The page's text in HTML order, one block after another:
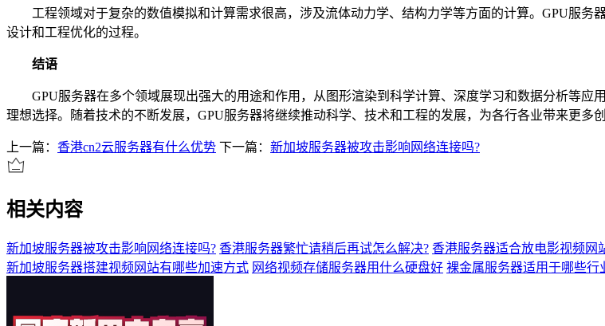
工程领域对于复杂的数值模拟和计算需求很高，涉及流体动力学、结构力学等方面的计算。GPU服务
设计和工程优化的过程。
结语
GPU服务器在多个领域展现出强大的用途和作用，从图形渲染到科学计算、深度学习和数据分析等应
理想选择。随着技术的不断发展，GPU服务器将继续推动科学、技术和工程的发展，为各行各业带来更多创
上一篇： 香港cn2云服务器有什么优势 下一篇： 新加坡服务器被攻击影响网络连接吗?
相关内容
新加坡服务器被攻击影响网络连接吗? 香港服务器繁忙请稍后再试怎么解决? 香港服务器适合放电影视频网
新加坡服务器搭建视频网站有哪些加速方式 网络视频存储服务器用什么硬盘好 裸金属服务器适用于哪些行